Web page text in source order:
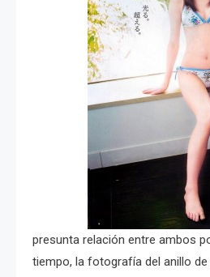
presunta relación entre ambos
tiempo, la fotografía del anillo